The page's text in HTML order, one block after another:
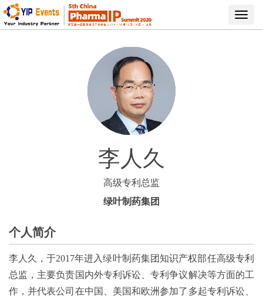
李人久
高级专利总监
绿叶制药集团
个人简介
李人久， 于2017年进入绿叶制药集团知识产权部任高级专利
总监，主要负责国内外专利诉讼、专利争议解决等方面的工
作，并代表公司在中国、美国和欧洲参加了多起专利诉讼、